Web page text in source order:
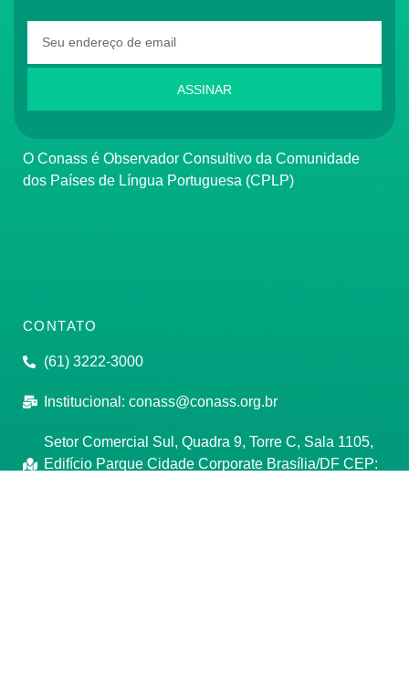
ASSINAR
O Conass é Observador Consultivo da Comunidade
dos Países de Língua Portuguesa (CPLP)
CONTATO
(61) 3222-3000
Institucional: conass@conass.org.br
Setor Comercial Sul, Quadra 9, Torre C, Sala 1105,
Edifício Parque Cidade Corporate Brasília/DF CEP: